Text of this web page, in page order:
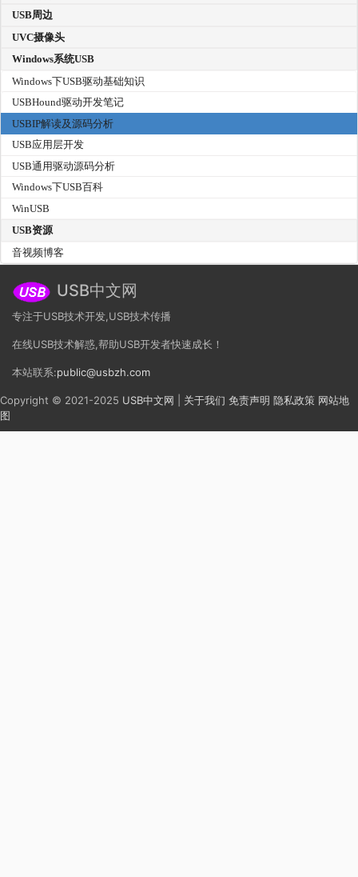
USB周边
UVC摄像头
Windows系统USB
Windows下USB驱动基础知识
USBHound驱动开发笔记
USBIP解读及源码分析
USB应用层开发
USB通用驱动源码分析
Windows下USB百科
WinUSB
USB资源
音视频博客
USB中文网
专注于USB技术开发,USB技术传播
在线USB技术解惑,帮助USB开发者快速成长！
本站联系:public@usbzh.com
Copyright © 2021-2025 USB中文网 关于我们 免责声明 隐私政策 网站地
图